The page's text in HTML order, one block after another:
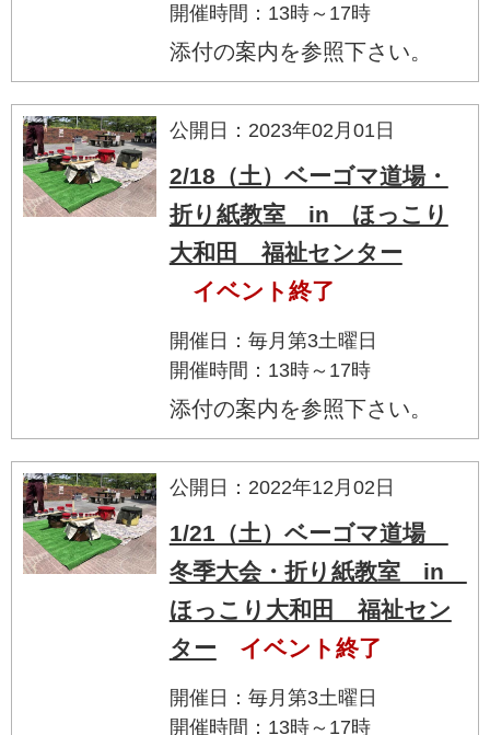
開催時間：13時～17時
添付の案内を参照下さい。
公開日：2023年02月01日
2/18（土）ベーゴマ道場・
折り紙教室 in ほっこり
大和田 福祉センター
イベント終了
開催日：毎月第3土曜日
開催時間：13時～17時
添付の案内を参照下さい。
公開日：2022年12月02日
1/21（土）ベーゴマ道場
冬季大会・折り紙教室 in
ほっこり大和田 福祉セン
ター
イベント終了
開催日：毎月第3土曜日
開催時間：13時～17時